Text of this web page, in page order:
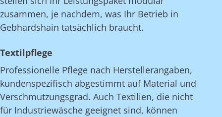
zusammen, je nachdem, was Ihr Betrieb in
Gebhardshain tatsächlich braucht.
Textilpflege
Professionelle Pflege nach Herstellerangaben,
kundenspezifisch abgestimmt auf Material und
Verschmutzungsgrad. Auch Textilien, die nicht
für Industriewäsche geeignet sind, können